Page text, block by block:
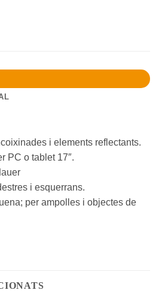
i elements reflectants.
PC o tablet 17″.
i esquerrans.
per ampolles i objectes de